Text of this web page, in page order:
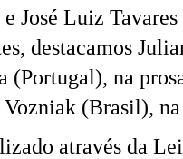
José Luiz
destacamos
(Portugal), na
(Brasil),
através da